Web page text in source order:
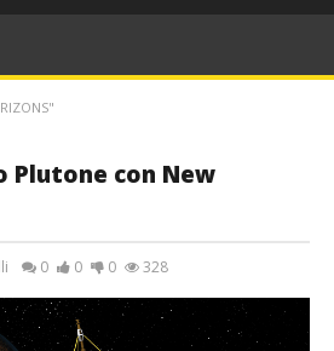
Plutone con New
0 0 0 328